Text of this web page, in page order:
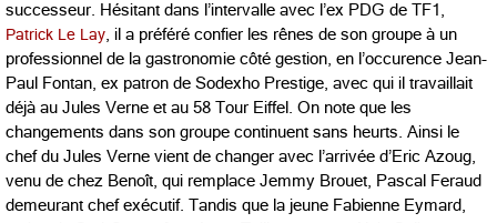
successeur. Hésitant dans l’intervalle avec l’ex PDG de TF1,
Patrick Le Lay, il a préféré confier les rênes de son groupe à un
professionnel de la gastronomie côté gestion, en l’occurence Jean-
Paul Fontan, ex patron de Sodexho Prestige, avec qui il travaillait
déjà au Jules Verne et au 58 Tour Eiffel. On note que les
changements dans son groupe continuent sans heurts. Ainsi le
chef du Jules Verne vient de changer avec l’arrivée d’Eric Azoug,
venu de chez Benoît, qui remplace Jemmy Brouet, Pascal Feraud
demeurant chef exécutif. Tandis que la jeune Fabienne Eymard,